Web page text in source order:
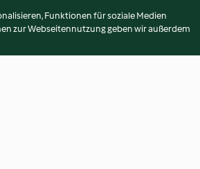
Funktionen für soziale Medien
zur Webseitennutzung geben wir außerdem